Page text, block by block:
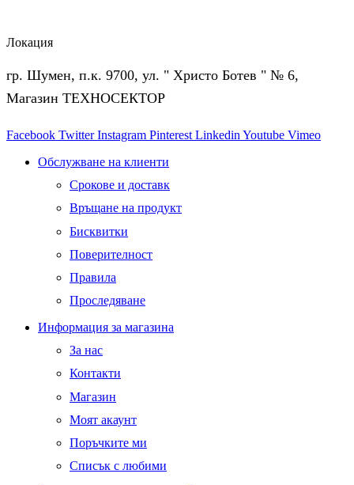
Локация
гр. Шумен, п.к. 9700, ул. " Христо Ботев " № 6,
Магазин ТЕХНОСЕКТОР
Facebook Twitter Instagram Pinterest Linkedin Youtube Vimeo
Обслужване на клиенти
Срокове и доставк
Връщане на продукт
Бисквитки
Поверителност
Правила
Проследяване
Информация за магазина
За нас
Контакти
Магазин
Моят акаунт
Поръчките ми
Списък с любими